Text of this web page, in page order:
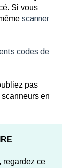
Si vous
scanner
codes de
pas
en
regardez ce